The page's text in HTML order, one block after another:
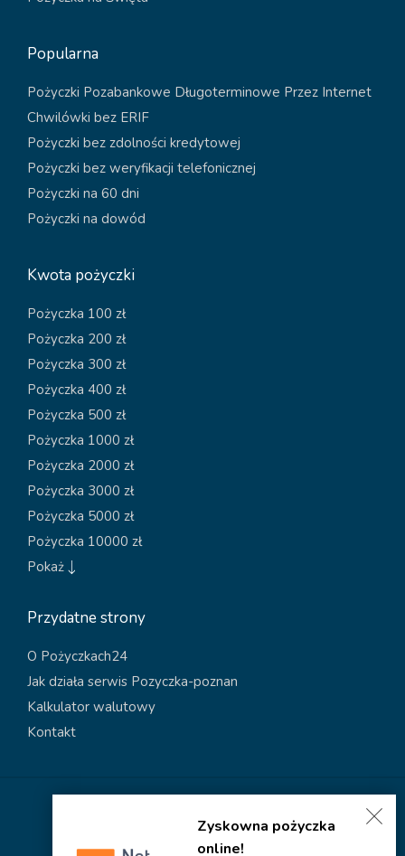
Zyskowna pożyczka
online!
Popularna
Pożyczki Pozabankowe Długoterminowe Przez Internet
Chwilówki bez ERIF
Pożyczki bez zdolności kredytowej
Pożyczki bez weryfikacji telefonicznej
Pożyczki na 60 dni
Pożyczki na dowód
Kwota pożyczki
Pożyczka 100 zł
Pożyczka 200 zł
Pożyczka 300 zł
Pożyczka 400 zł
Pożyczka 500 zł
Pożyczka 1000 zł
Pożyczka 2000 zł
Pożyczka 3000 zł
Pożyczka 5000 zł
Pożyczka 10000 zł
Pokaż
Przydatne strony
O Pożyczkach24
Jak działa serwis Pozyczka-poznan
Kalkulator walutowy
Kontakt
Polityka prywatności